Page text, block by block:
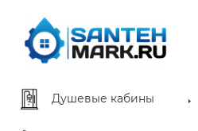
Душевые кабины